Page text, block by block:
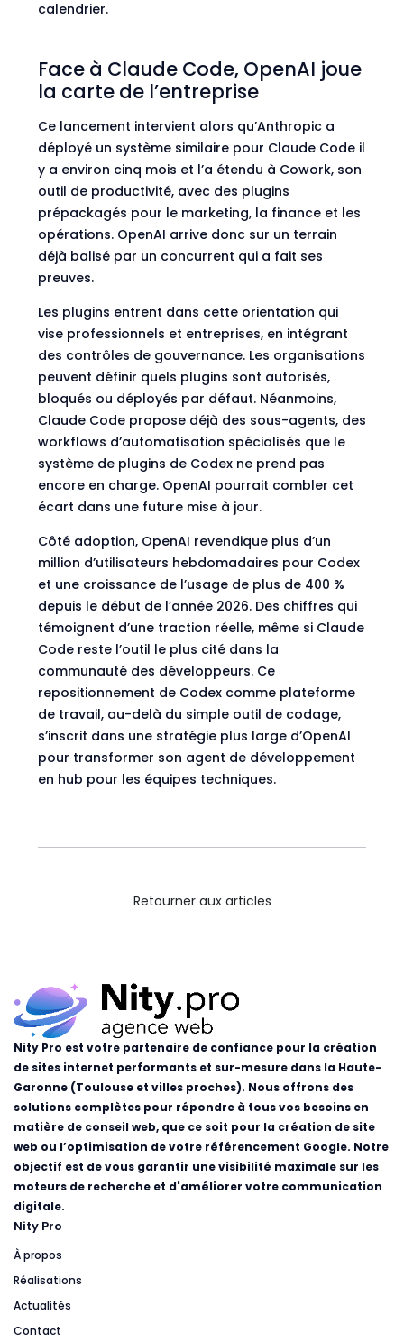
calendrier.
Face à Claude Code, OpenAI joue
la carte de l’entreprise
Ce lancement intervient alors qu’Anthropic a
déployé un système similaire pour Claude Code il
y a environ cinq mois et l’a étendu à Cowork, son
outil de productivité, avec des plugins
prépackagés pour le marketing, la finance et les
opérations. OpenAI arrive donc sur un terrain
déjà balisé par un concurrent qui a fait ses
preuves.
Les plugins entrent dans cette orientation qui
vise professionnels et entreprises, en intégrant
des contrôles de gouvernance. Les organisations
peuvent définir quels plugins sont autorisés,
bloqués ou déployés par défaut. Néanmoins,
Claude Code propose déjà des sous-agents, des
workflows d’automatisation spécialisés que le
système de plugins de Codex ne prend pas
encore en charge. OpenAI pourrait combler cet
écart dans une future mise à jour.
Côté adoption, OpenAI revendique plus d’un
million d’utilisateurs hebdomadaires pour Codex
et une croissance de l’usage de plus de 400 %
depuis le début de l’année 2026. Des chiffres qui
témoignent d’une traction réelle, même si Claude
Code reste l’outil le plus cité dans la
communauté des développeurs. Ce
repositionnement de Codex comme plateforme
de travail, au-delà du simple outil de codage,
s’inscrit dans une stratégie plus large d’OpenAI
pour transformer son agent de développement
en hub pour les équipes techniques.
Retourner aux articles
Nity Pro est votre partenaire de confiance pour la création
de sites internet performants et sur-mesure dans la Haute-
Garonne (Toulouse et villes proches). Nous offrons des
solutions complètes pour répondre à tous vos besoins en
matière de conseil web, que ce soit pour la création de site
web ou l’optimisation de votre référencement Google. Notre
objectif est de vous garantir une visibilité maximale sur les
moteurs de recherche et d'améliorer votre communication
digitale.
Nity Pro
À propos
Réalisations
Actualités
Contact